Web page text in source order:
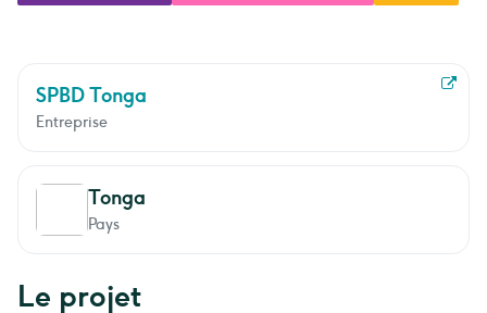
SPBD Tonga
Entreprise
Tonga
Pays
Le projet